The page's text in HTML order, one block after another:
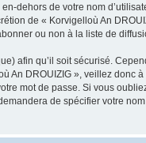
dehors de votre nom
de « Korvigelloù An
ou non à la liste de
afin qu’il soit sécurisé.
An DROUIZIG », veillez
mot de passe. Si vous
de spécifier votre